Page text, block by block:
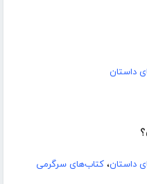
داستان
داستان، کتاب‌های سرگرمی